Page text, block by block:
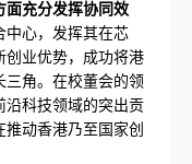
面充分发挥协同效
中心，发挥其在芯
创业优势，成功将港
角。在校董会的领
科技领域的突出贡
动香港乃至国家创